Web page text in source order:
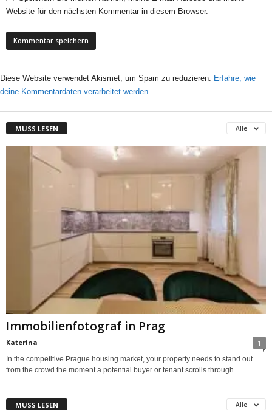
Website für den nächsten Kommentar in diesem Browser.
Diese Website verwendet Akismet, um Spam zu reduzieren.
Erfahre, wie
deine Kommentardaten verarbeitet werden.
MUSS LESEN Alle
Immobilienfotograf in Prag
Katerina 1
In the competitive Prague housing market, your property needs to stand out
from the crowd the moment a potential buyer or tenant scrolls through...
MUSS LESEN Alle